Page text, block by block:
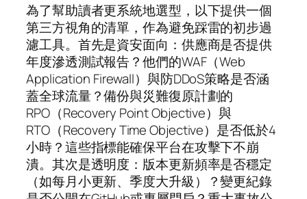
為了幫助讀者更系統地選型，以下提供一個
第三方視角的清單，作為避免踩雷的初步過
濾工具。首先是資安面向：供應商是否提供
年度滲透測試報告？他們的WAF（Web
Application Firewall）與防DDoS策略是否涵
蓋全球流量？備份與災難復原計劃的
RPO（Recovery Point Objective）與
RTO（Recovery Time Objective）是否低於4
小時？這些指標能確保平台在攻擊下不崩
潰。其次是透明度：版本更新頻率是否穩定
（如每月小更新、季度大升級）？變更紀錄